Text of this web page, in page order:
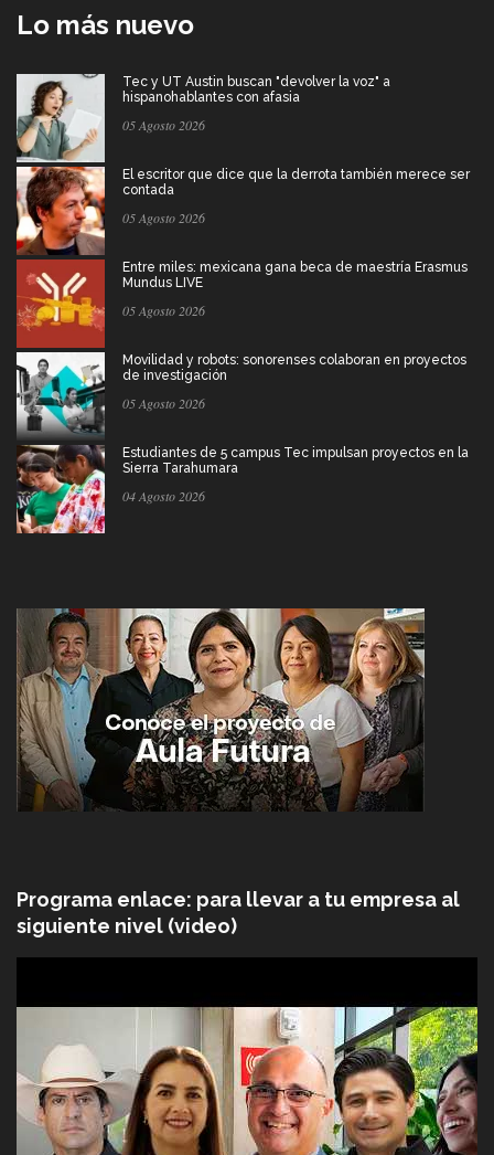
Lo más nuevo
Tec y UT Austin buscan "devolver la voz" a
hispanohablantes con afasia
05 Agosto 2026
El escritor que dice que la derrota también merece ser
contada
05 Agosto 2026
Entre miles: mexicana gana beca de maestría Erasmus
Mundus LIVE
05 Agosto 2026
Movilidad y robots: sonorenses colaboran en proyectos
de investigación
05 Agosto 2026
Estudiantes de 5 campus Tec impulsan proyectos en la
Sierra Tarahumara
04 Agosto 2026
Programa enlace: para llevar a tu empresa al
siguiente nivel (video)